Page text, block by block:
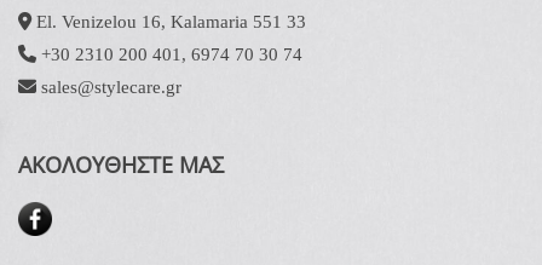
El. Venizelou 16, Kalamaria 551 33
+30 2310 200 401, 6974 70 30 74
sales@stylecare.gr
ΑΚΟΛΟΥΘΗΣΤΕ ΜΑΣ